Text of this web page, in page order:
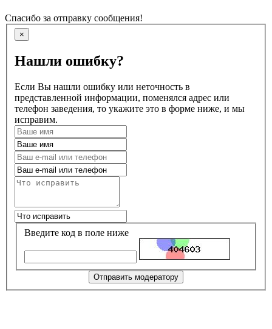
Спасибо за отправку сообщения!
×
Нашли ошибку?
Если Вы нашли ошибку или неточность в
представленной информации, поменялся адрес или
телефон заведения, то укажите это в форме ниже, и мы
исправим.
Введите код в поле ниже
Отправить модератору